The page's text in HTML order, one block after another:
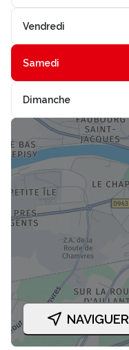
Vendredi
Samedi
Dimanche
NAVIGUER